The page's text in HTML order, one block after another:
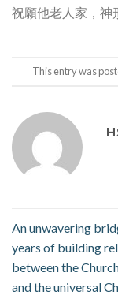
祝願他老人家，神
This entry was
An unwavering
years of building
between the
and the universal